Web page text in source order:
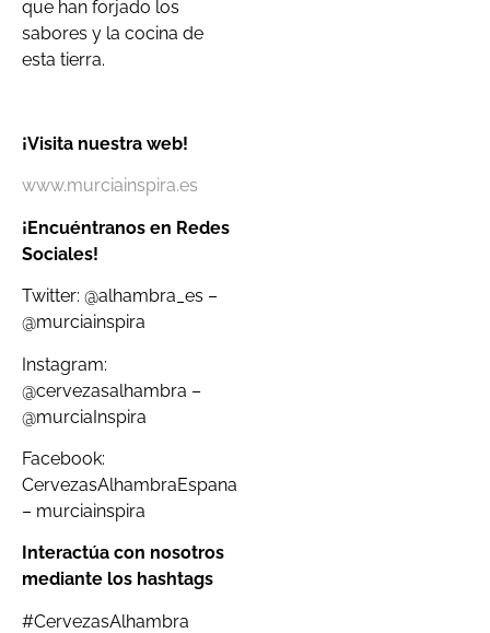
que han forjado los
sabores y la cocina de
esta tierra.
¡Visita nuestra web!
www.murciainspira.es
¡Encuéntranos en Redes
Sociales!
Twitter: @alhambra_es –
@murciainspira
Instagram:
@cervezasalhambra –
@murciaInspira
Facebook:
CervezasAlhambraEspana
– murciainspira
Interactúa con nosotros
mediante los hashtags
#CervezasAlhambra